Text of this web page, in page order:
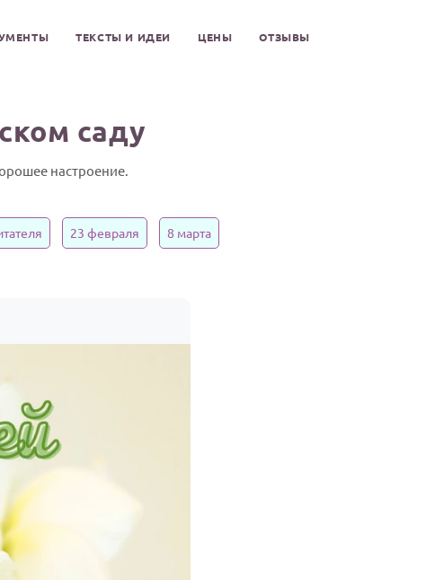
ТЕКСТЫ И ИДЕИ ЦЕНЫ ОТЗЫВЫ
саду
настроение.
23 февраля 8 марта